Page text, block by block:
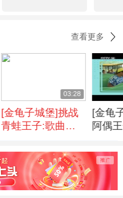
查看更多
03:28
[金龟子城堡]挑战
青蛙王子:歌曲猜
[金龟
阿偶